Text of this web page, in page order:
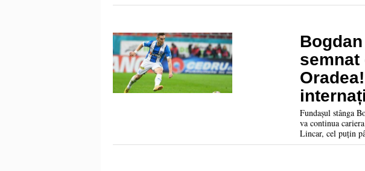
semnat
putea
cu FC
Fundașul stânga
va continua
Lincar, cel puțin